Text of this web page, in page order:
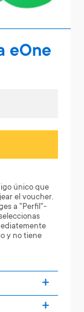
eOne
único que
el voucher.
a "Perfil"-
y no tiene